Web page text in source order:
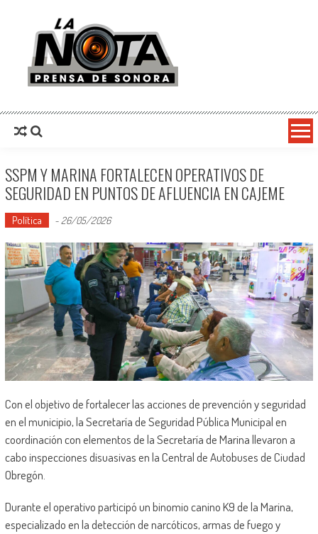
La Nota Prensa De Sonora
SSPM Y MARINA FORTALECEN OPERATIVOS DE
SEGURIDAD EN PUNTOS DE AFLUENCIA EN CAJEME
Política - 26/05/2026
Con el objetivo de fortalecer las acciones de prevención y seguridad
en el municipio, la Secretaría de Seguridad Pública Municipal en
coordinación con elementos de la Secretaría de Marina llevaron a
cabo inspecciones disuasivas en la Central de Autobuses de Ciudad
Obregón.
Durante el operativo participó un binomio canino K9 de la Marina,
especializado en la detección de narcóticos, armas de fuego y